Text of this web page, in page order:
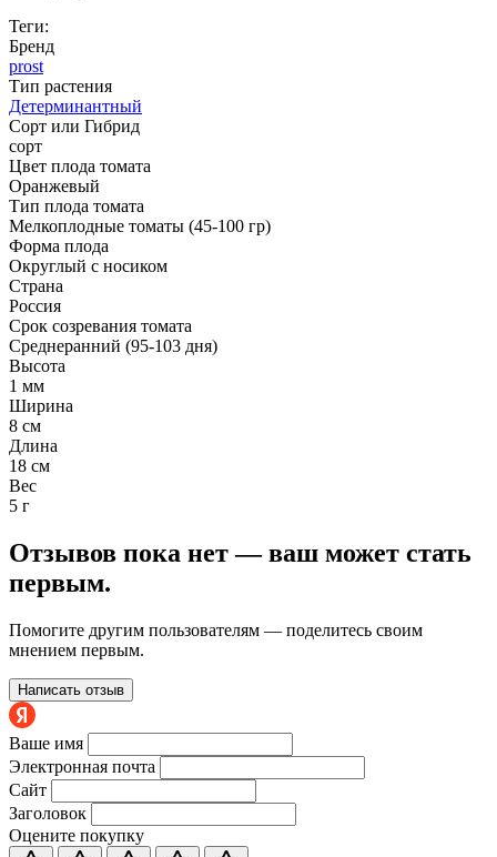
Теги:
Бренд
prost
Тип растения
Детерминантный
Сорт или Гибрид
сорт
Цвет плода томата
Оранжевый
Тип плода томата
Мелкоплодные томаты (45-100 гр)
Форма плода
Округлый с носиком
Страна
Россия
Срок созревания томата
Среднеранний (95-103 дня)
Высота
1 мм
Ширина
8 см
Длина
18 см
Вес
5 г
Отзывов пока нет — ваш может стать
первым.
Помогите другим пользователям — поделитесь своим
мнением первым.
Написать отзыв
Ваше имя
Электронная почта
Сайт
Заголовок
Оцените покупку